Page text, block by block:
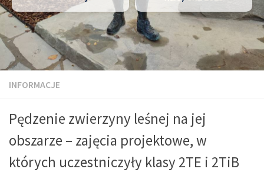
INFORMACJE
Pędzenie zwierzyny leśnej na jej
obszarze – zajęcia projektowe, w
których uczestniczyły klasy 2TE i 2TiB